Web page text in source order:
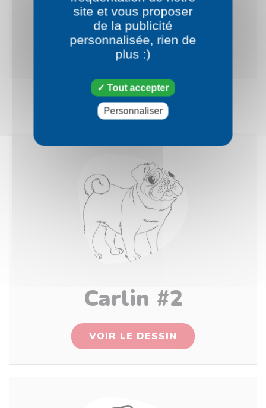
Petit chien
VOIR LE DESSIN
Carlin #2
VOIR LE DESSIN
site et vous proposer
de la publicité
personnalisée, rien de
plus :)
Tout accepter
Personnaliser